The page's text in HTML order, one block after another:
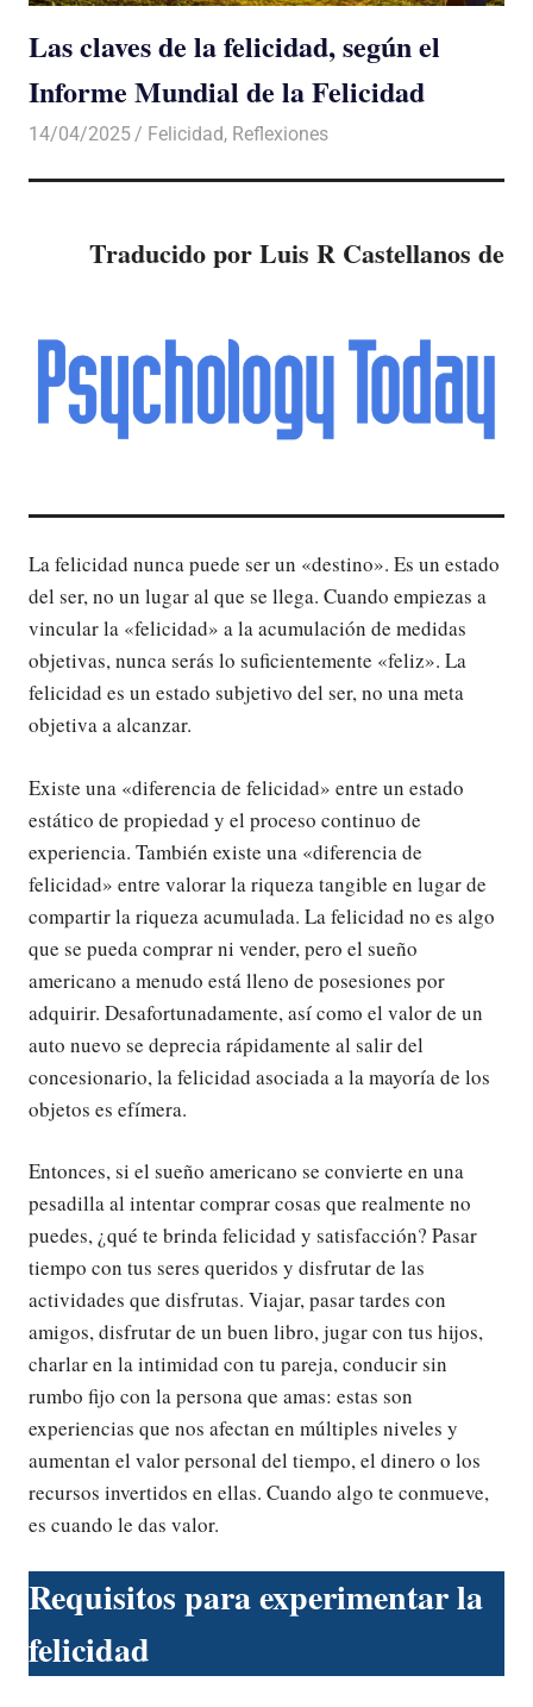
Las claves de la felicidad, según el
Informe Mundial de la Felicidad
14/04/2025 De todo un Poco
Felicidad, Reflexiones
Traducido por Luis R Castellanos de
La felicidad nunca puede ser un «destino». Es un estado
del ser, no un lugar al que se llega. Cuando empiezas a
vincular la «felicidad» a la acumulación de medidas
objetivas, nunca serás lo suficientemente «feliz». La
felicidad es un estado subjetivo del ser, no una meta
objetiva a alcanzar.
Existe una «diferencia de felicidad» entre un estado
estático de propiedad y el proceso continuo de
experiencia. También existe una «diferencia de
felicidad» entre valorar la riqueza tangible en lugar de
compartir la riqueza acumulada. La felicidad no es algo
que se pueda comprar ni vender, pero el sueño
americano a menudo está lleno de posesiones por
adquirir. Desafortunadamente, así como el valor de un
auto nuevo se deprecia rápidamente al salir del
concesionario, la felicidad asociada a la mayoría de los
objetos es efímera.
Entonces, si el sueño americano se convierte en una
pesadilla al intentar comprar cosas que realmente no
puedes, ¿qué te brinda felicidad y satisfacción? Pasar
tiempo con tus seres queridos y disfrutar de las
actividades que disfrutas. Viajar, pasar tardes con
amigos, disfrutar de un buen libro, jugar con tus hijos,
charlar en la intimidad con tu pareja, conducir sin
rumbo fijo con la persona que amas: estas son
experiencias que nos afectan en múltiples niveles y
aumentan el valor personal del tiempo, el dinero o los
recursos invertidos en ellas. Cuando algo te conmueve,
es cuando le das valor.
Requisitos para experimentar la
felicidad